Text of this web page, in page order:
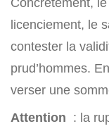
licenciement, le
contester la
prud’hommes.
verser une
Attention : la